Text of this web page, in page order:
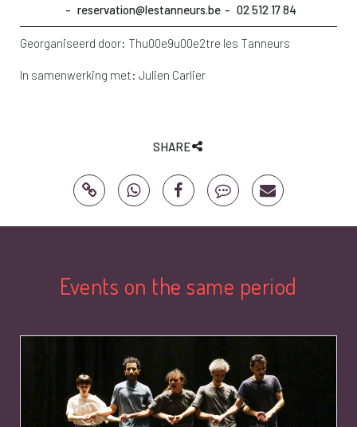
reservation@lestanneurs.be
02 512 17 84
Georganiseerd door: Thu00e9u00e2tre les Tanneurs
In samenwerking met: Julien Carlier
SHARE
Events on the same period